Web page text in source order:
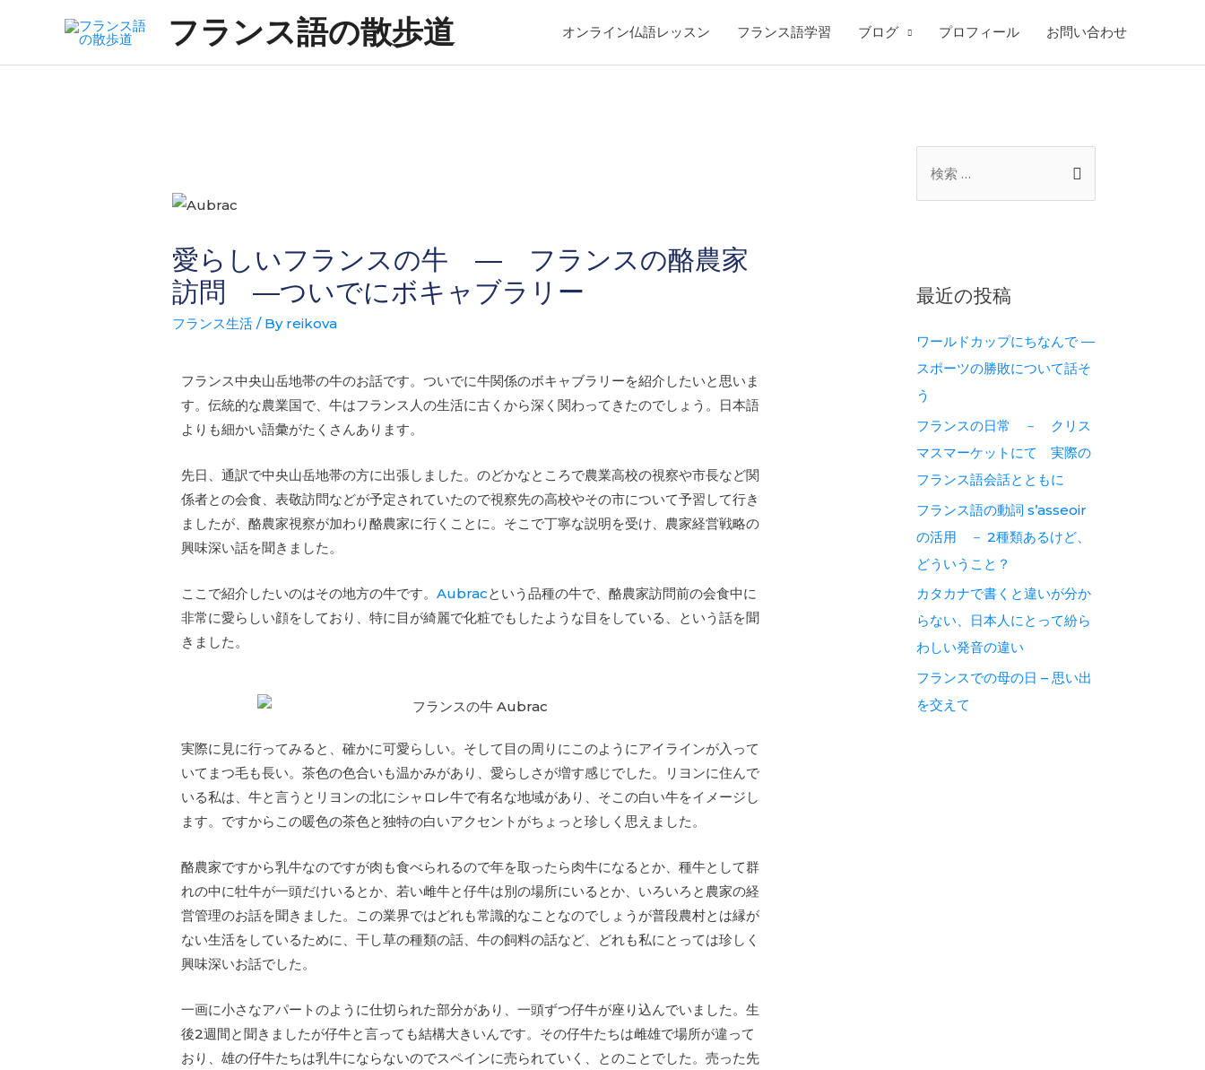
フランス語の散歩道 オンライン仏語レッスン フランス語学習 ブログ プロフィール お問い合わせ
愛らしいフランスの牛 ― フランスの酪農家
訪問 ―ついでにボキャブラリー
フランス生活 / By reikova
フランス中央山岳地帯の牛のお話です。ついでに牛関係のボキャブラリーを紹介したいと思いま
す。伝統的な農業国で、牛はフランス人の生活に古くから深く関わってきたのでしょう。日本語
よりも細かい語彙がたくさんあります。
先日、通訳で中央山岳地帯の方に出張しました。のどかなところで農業高校の視察や市長など関
係者との会食、表敬訪問などが予定されていたので視察先の高校やその市について予習して行き
ましたが、酪農家視察が加わり酪農家に行くことに。そこで丁寧な説明を受け、農家経営戦略の
興味深い話を聞きました。
ここで紹介したいのはその地方の牛です。Aubracという品種の牛で、酪農家訪問前の会食中に
非常に愛らしい顔をしており、特に目が綺麗で化粧でもしたような目をしている、という話を聞
きました。
実際に見に行ってみると、確かに可愛らしい。そして目の周りにこのようにアイラインが入って
いてまつ毛も長い。茶色の色合いも温かみがあり、愛らしさが増す感じでした。リヨンに住んで
いる私は、牛と言うとリヨンの北にシャロレ牛で有名な地域があり、そこの白い牛をイメージし
ます。ですからこの暖色の茶色と独特の白いアクセントがちょっと珍しく思えました。
酪農家ですから乳牛なのですが肉も食べられるので年を取ったら肉牛になるとか、種牛として群
れの中に牡牛が一頭だけいるとか、若い雌牛と仔牛は別の場所にいるとか、いろいろと農家の経
営管理のお話を聞きました。この業界ではどれも常識的なことなのでしょうが普段農村とは縁が
ない生活をしているために、干し草の種類の話、牛の飼料の話など、どれも私にとっては珍しく
興味深いお話でした。
一画に小さなアパートのように仕切られた部分があり、一頭ずつ仔牛が座り込んでいました。生
後2週間と聞きましたが仔牛と言っても結構大きいんです。その仔牛たちは雌雄で場所が違って
おり、雄の仔牛たちは乳牛にならないのでスペインに売られていく、とのことでした。売った先
最近の投稿
ワールドカップにちなんで ―
スポーツの勝敗について話そ
う
フランスの日常 － クリス
マスマーケットにて 実際の
フランス語会話とともに
フランス語の動詞 s’asseoir
の活用 － 2種類あるけど、
どういうこと？
カタカナで書くと違いが分か
らない、日本人にとって紛ら
わしい発音の違い
フランスでの母の日 – 思い出
を交えて